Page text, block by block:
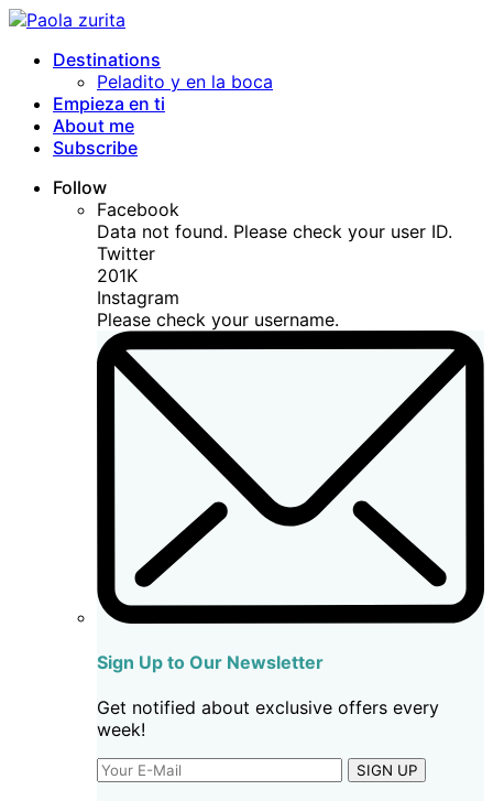
Destinations
Peladito y en la boca
Empieza en ti
About me
Subscribe
Follow
Facebook
Data not found. Please check your user ID.
Twitter
201K
Instagram
Please check your username.
Sign Up to Our Newsletter
Get notified about exclusive offers every
week!
SIGN UP